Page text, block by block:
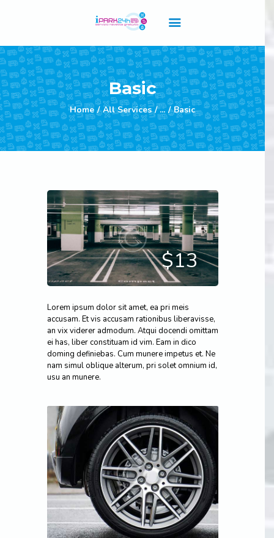
Basic
Home All Services ... Basic
Home Principale
Servizi
Listino Prezzi
Abbonamenti
F.A.Q
Cookie Policy
Regolamento Termini e
Condizioni
$13
Lorem ipsum dolor sit amet, ea pri meis
accusam. Et vis accusam rationibus liberavisse,
an vix viderer admodum. Atqui docendi omittam
ei has, liber constituam id vim. Eam in dico
doming definiebas. Cum munere impetus et. Ne
nam simul oblique alterum, pri solet omnium id,
usu an munere.